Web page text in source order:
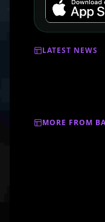
LATEST NEWS
MORE FROM